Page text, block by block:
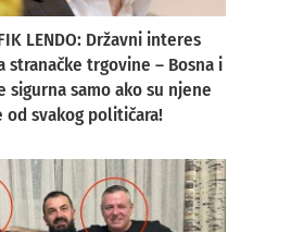
LENDO: Državni interes
stranačke trgovine – Bosna i
sigurna samo ako su njene
od svakog političara!